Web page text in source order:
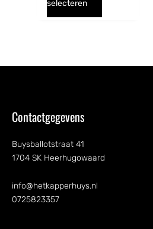
selecteren
Contactgegevens
Buysballotstraat 41
1704 SK Heerhugowaard
info@hetkapperhuys.nl
0725823357